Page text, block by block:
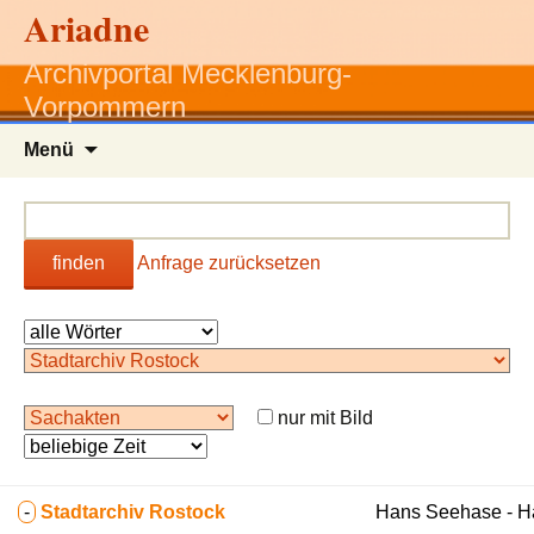
Ariadne
Archivportal Mecklenburg-
Vorpommern
Menü
finden Anfrage zurücksetzen
nur mit Bild
- Stadtarchiv Rostock Hans Seehase -